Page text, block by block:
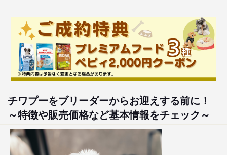
チワプーをブリーダーからお迎えする前に！
～特徴や販売価格など基本情報をチェック～